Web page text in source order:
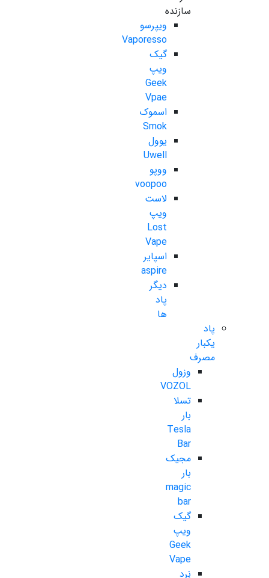
سازنده
ویپرسو
Vaporesso
گیک
ویپ
Geek
Vpae
اسموک
Smok
یوول
Uwell
ووپو
voopoo
لاست
ویپ
Lost
Vape
اسپایر
aspire
دیگر
پاد
ها
پاد
یکبار
مصرف
وزول
VOZOL
تسلا
بار
Tesla
Bar
مجیک
بار
magic
bar
گیک
ویپ
Geek
Vape
نِرد